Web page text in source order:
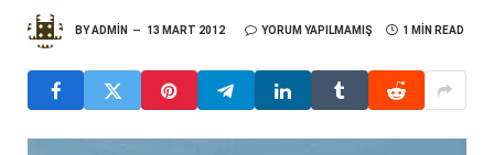
BYADMIN 13 MART 2012 YORUM YAPILMAMIŞ 1 MIN READ